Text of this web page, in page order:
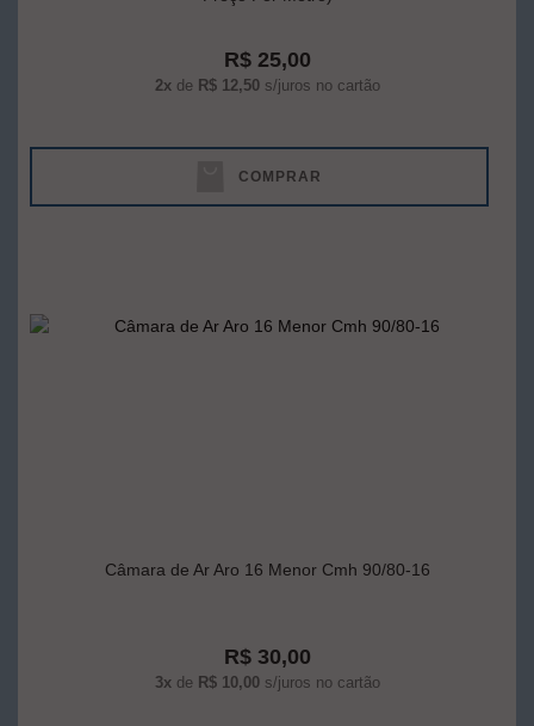
R$ 25,00
2xde R$ 12,50s/juros no cartão
COMPRAR
Câmara de Ar Aro 16 Menor Cmh 90/80-16
R$ 30,00
3xde R$ 10,00s/juros no cartão